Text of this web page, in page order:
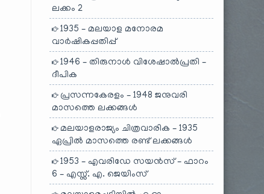
ലക്കം 2
1935 – മലയാള മനോരമ
വാർഷികപ്പതിപ്പ്
1946 – തിരുനാൾ വിശേഷാൽപ്രതി –
ദീപിക
പ്രസന്നകേരളം – 1948 ജനുവരി
മാസത്തെ ലക്കങ്ങൾ
മലയാളരാജ്യം ചിത്രവാരിക – 1935
ഏപ്രിൽ മാസത്തെ രണ്ട് ലക്കങ്ങൾ
1953 – എവരിഡേ സയൻസ് – ഫാറം
6 – എസ്സ്. എ. ജെയിംസ്